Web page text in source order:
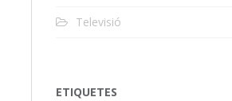
Televisió
ETIQUETES